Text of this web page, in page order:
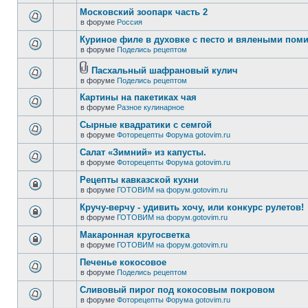
Московский зоопарк часть 2
в форуме Россия
Куриное филе в духовке с песто и вялеными
в форуме Поделись рецептом
Пасхальный шафрановый кулич
в форуме Поделись рецептом
Картины на пакетиках чая
в форуме Разное кулинарное
Сырные квадратики с семгой
в форуме Фоторецепты Форума gotovim.ru
Салат «Зимний» из капусты.
в форуме Фоторецепты Форума gotovim.ru
Рецепты кавказской кухни
в форуме ГОТОВИМ на форум.gotovim.ru
Кручу-верчу - удивить хочу, или конкурс рулетов!
в форуме ГОТОВИМ на форум.gotovim.ru
Макаронная кругосветка
в форуме ГОТОВИМ на форум.gotovim.ru
Печенье кокосовое
в форуме Поделись рецептом
Сливовый пирог под кокосовым покровом
в форуме Фоторецепты Форума gotovim.ru